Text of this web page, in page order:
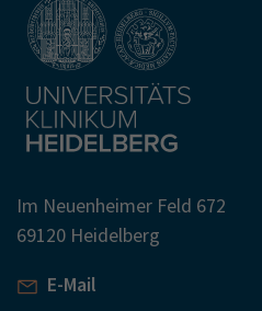
Im Neuenheimer Feld 672
69120 Heidelberg
E-Mail